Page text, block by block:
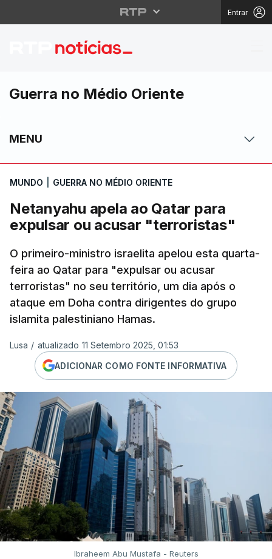
Entrar
Netanyahu apela ao
Guerra no Médio Oriente
MENU
MUNDO GUERRA NO MÉDIO ORIENTE
Netanyahu apela ao Qatar para
expulsar ou acusar "terroristas"
O primeiro-ministro israelita apelou esta quarta-
feira ao Qatar para "expulsar ou acusar
terroristas" no seu território, um dia após o
ataque em Doha contra dirigentes do grupo
islamita palestiniano Hamas.
Lusa / atualizado 11 Setembro 2025, 01:53
ADICIONAR COMO FONTE INFORMATIVA
Ibraheem Abu Mustafa - Reuters